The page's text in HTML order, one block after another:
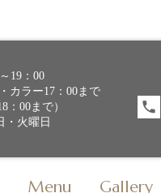
19：00
カラー17：00まで
00まで）
・火曜日
Menu Gallery